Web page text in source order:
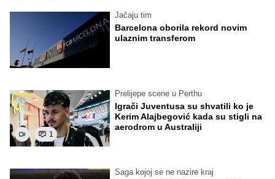
Jačaju tim
Barcelona oborila rekord novim
ulaznim transferom
1
Prelijepe scene u Perthu
Igrači Juventusa su shvatili ko je
Kerim Alajbegović kada su stigli na
aerodrom u Australiji
Saga kojoj se ne nazire kraj